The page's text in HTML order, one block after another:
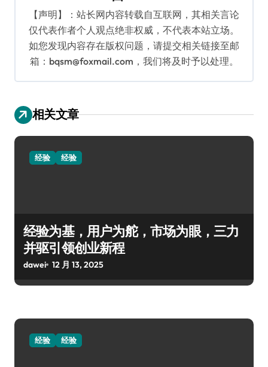
【声明】：站长网内容转载自互联网，其相关言论
仅代表作者个人观点绝非权威，不代表本站立场。
如您发现内容存在版权问题，请提交相关链接至邮
箱：bqsm@foxmail.com，我们将及时予以处理。
相关文章
经验 经验
经验为基，用户为舵，市场为眼，三力
并驱引领创业新程
dawei 12 月 13, 2025
经验 经验